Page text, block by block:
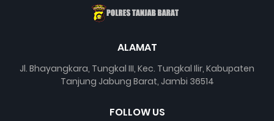
ALAMAT
Jl. Bhayangkara, Tungkal III, Kec. Tungkal Ilir, Kabupaten
Tanjung Jabung Barat, Jambi 36514
FOLLOW US